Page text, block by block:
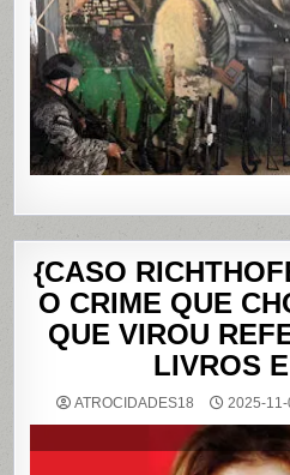
{CASO
O CRIME QUE
QUE VIROU
LIVROS
ATROCIDADES18 2025-11-